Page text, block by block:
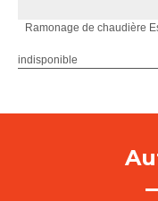
Ramonage de chaudière
indisponible